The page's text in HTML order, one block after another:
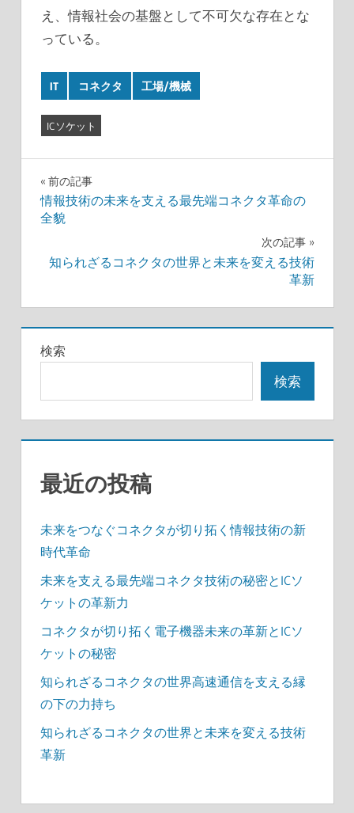
え、情報社会の基盤として不可欠な存在とな
っている。
IT コネクタ 工場/機械
ICソケット
投
稿
ゲ
ー
シ
ョ
ン
前の記事
情報技術の未来を支える最先端コネクタ革命の
全貌
次の記事
知られざるコネクタの世界と未来を変える技術
革新
検索
検索
最近の投稿
未来をつなぐコネクタが切り拓く情報技術の新
時代革命
未来を支える最先端コネクタ技術の秘密とICソ
ケットの革新力
コネクタが切り拓く電子機器未来の革新とICソ
ケットの秘密
知られざるコネクタの世界高速通信を支える縁
の下の力持ち
知られざるコネクタの世界と未来を変える技術
革新